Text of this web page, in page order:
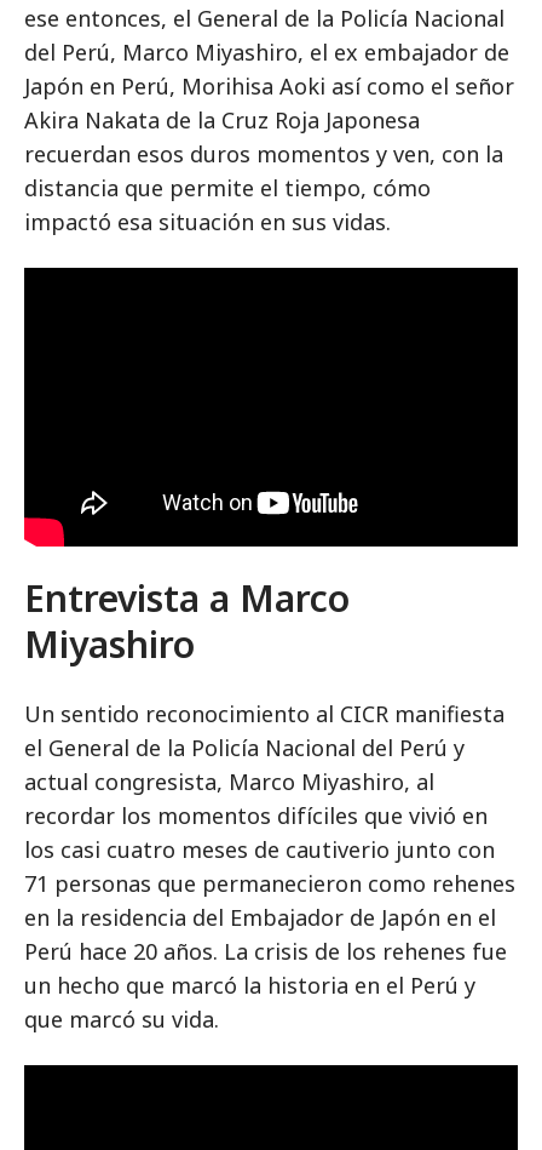
ese entonces, el General de la Policía Nacional
del Perú, Marco Miyashiro, el ex embajador de
Japón en Perú, Morihisa Aoki así como el señor
Akira Nakata de la Cruz Roja Japonesa
recuerdan esos duros momentos y ven, con la
distancia que permite el tiempo, cómo
impactó esa situación en sus vidas.
Entrevista a Marco
Miyashiro
Un sentido reconocimiento al CICR manifiesta
el General de la Policía Nacional del Perú y
actual congresista, Marco Miyashiro, al
recordar los momentos difíciles que vivió en
los casi cuatro meses de cautiverio junto con
71 personas que permanecieron como rehenes
en la residencia del Embajador de Japón en el
Perú hace 20 años. La crisis de los rehenes fue
un hecho que marcó la historia en el Perú y
que marcó su vida.